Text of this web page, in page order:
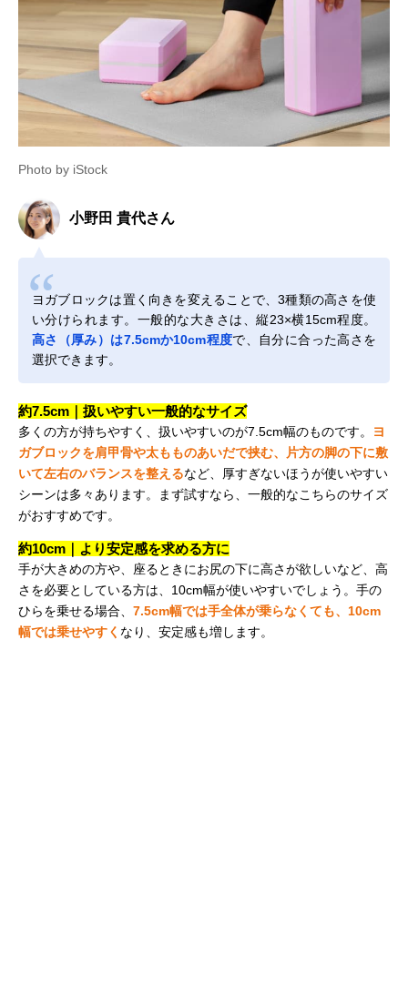
Photo by iStock
小野田 貴代さん
ヨガブロックは置く向きを変えることで、3種類の高さを使
い分けられます。一般的な大きさは、縦23×横15cm程度。
高さ（厚み）は7.5cmか10cm程度で、自分に合った高さを
選択できます。
約7.5cm｜扱いやすい一般的なサイズ
多くの方が持ちやすく、扱いやすいのが7.5cm幅のものです。
ヨ
ガブロックを肩甲骨や太もものあいだで挟む、片方の脚の下に敷
いて左右のバランスを整えるなど、厚すぎないほうが使いやすい
シーンは多々あります。まず試すなら、一般的なこちらのサイズ
がおすすめです。
約10cm｜より安定感を求める方に
手が大きめの方や、座るときにお尻の下に高さが欲しいなど、高
さを必要としている方は、10cm幅が使いやすいでしょう。手の
ひらを乗せる場合、 7.5cm幅では手全体が乗らなくても、10cm
幅では乗せやすく なり、安定感も増します。